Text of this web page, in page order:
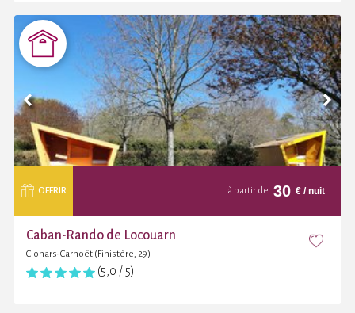
OFFRIR à partir de 30 € / nuit
Caban-Rando de Locouarn
Clohars-Carnoët (Finistère, 29)
(5,0 / 5)